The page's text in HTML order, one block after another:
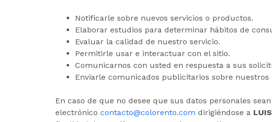
Notificarle sobre nuevos servicios o productos.
Elaborar estudios para determinar hábitos de
Evaluar la calidad de nuestro servicio.
Permitirle usar e interactuar con el sitio.
Comunicarnos con usted en respuesta a sus
Enviarle comunicados publicitarios sobre nuestros
En caso de que no desee que sus datos personales
electrónico contacto@colorento.com dirigiéndose a